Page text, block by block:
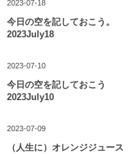
2023-07-18
今日の空を記しておこう。
2023July18
2023-07-10
今日の空を記しておこう
2023July10
2023-07-09
（人生に）オレンジジュース